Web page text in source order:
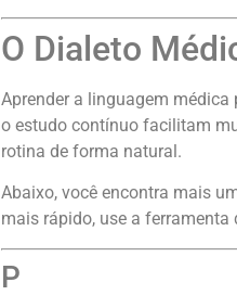
O Dialeto
Aprender a linguagem
o estudo contínuo facilitam
rotina de forma natural.
Abaixo, você encontra mais
mais rápido, use a ferramenta
P